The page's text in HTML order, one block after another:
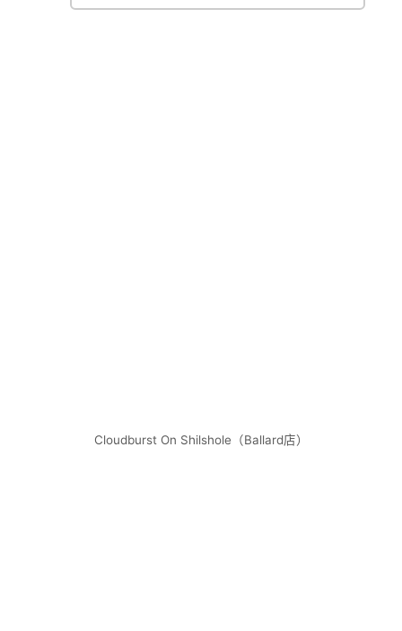
Cloudburst On Shilshole（Ballard店）